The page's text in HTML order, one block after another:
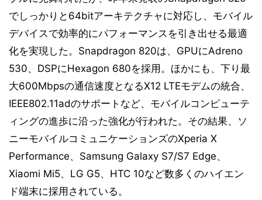
でしっかりと64bitアーキテクチャに対応し、モバイル
デバイスで効率的にパフォーマンスを引き出せる最適
化を実現した。Snapdragon 820は、GPUにAdreno
530、DSPにHexagon 680を採用。ほかにも、下り最
大600Mbpsの通信速度となるX12 LTEモデムの統合、
IEEE802.11adのサポートなど、モバイルコンピューテ
ィングの進歩に沿った強化が行われた。その結果、ソ
ニーモバイルコミュニケーションズのXperia X
Performance、Samsung Galaxy S7/S7 Edge、
Xiaomi Mi5、LG G5、HTC 10など数多くのハイエン
ド端末に採用されている。